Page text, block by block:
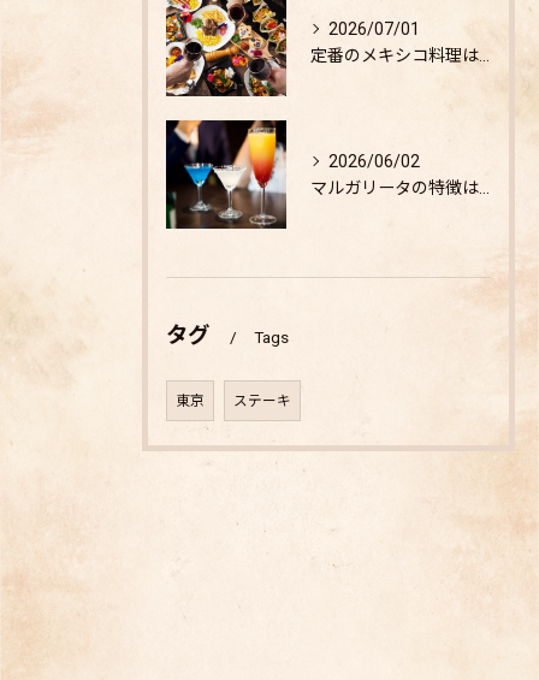
2026/07/01
2026/06/02
タグ Tags
東京 ステーキ